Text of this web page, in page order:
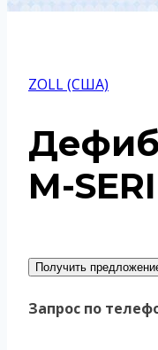
ZOLL (США)
M-
Получить
Запрос по